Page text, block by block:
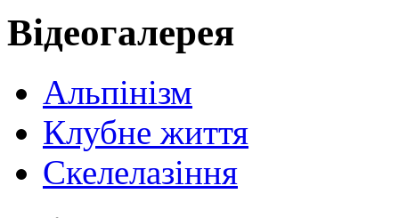
Відеогалерея
Альпінізм
Клубне життя
Скелелазіння